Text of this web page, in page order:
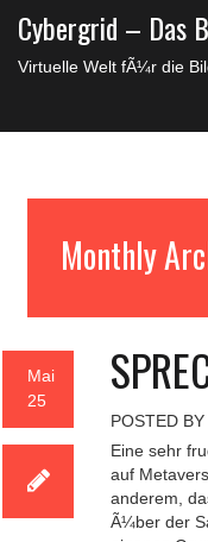
Cybergrid – Das
Virtuelle Welt fÃ¼r die
Monthly
Mai
25
POSTED BY
Eine sehr
auf
anderem,
Ã¼ber der